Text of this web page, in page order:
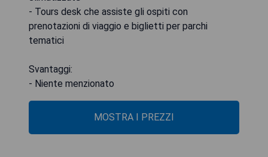
- Tours desk che assiste gli ospiti con
prenotazioni di viaggio e biglietti per parchi
tematici
Svantaggi:
- Niente menzionato
MOSTRA I PREZZI